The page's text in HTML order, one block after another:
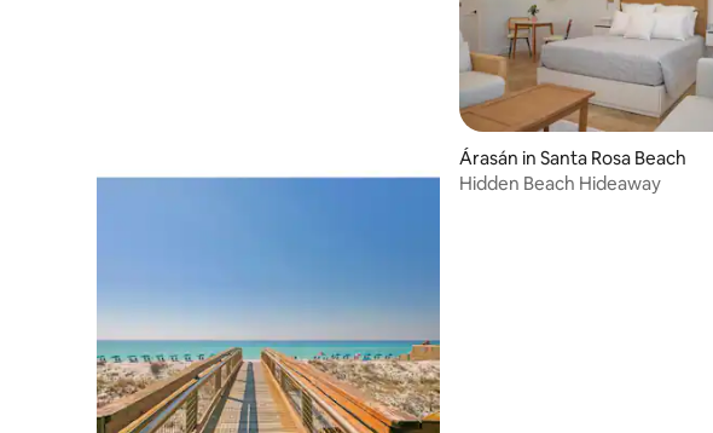
Árasán in Santa Rosa Beach
Hidden Beach Hideaway